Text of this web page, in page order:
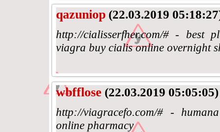
qazuniop (22.03.2019
http://cialisserfher.com/# - best
viagra buy cialis online overnight
wbfflose (22.03.2019 05:05:05)
http://viagracefo.com/# -
online pharmacy